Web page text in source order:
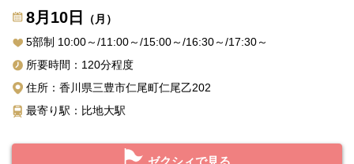
8月10日
（月）
5部制 10:00～/11:00～/15:00～/16:30～/17:30～
所要時間：120分程度
住所：香川県三豊市仁尾町仁尾乙202
最寄り駅：比地大駅
ゼクシィで見る